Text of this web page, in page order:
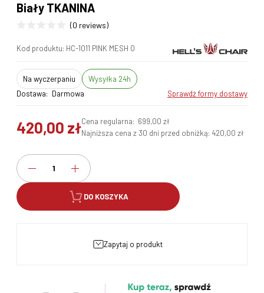
Biały TKANINA
(0 reviews)
Kod produktu: HC-1011 PINK MESH O
na wyczerpaniu
Wysyłka 24h
Dostawa:
Darmowa sprawdź formy dostawy
420,00 złCena regularna: 699,00 zł
Najniższa cena z 30 dni przed obniżką: 420,00 zł
DO KOSZYKA
zapytaj o produkt